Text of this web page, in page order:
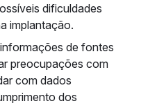
dificuldades
implantação.
de fontes
preocupações com
com dados
dos